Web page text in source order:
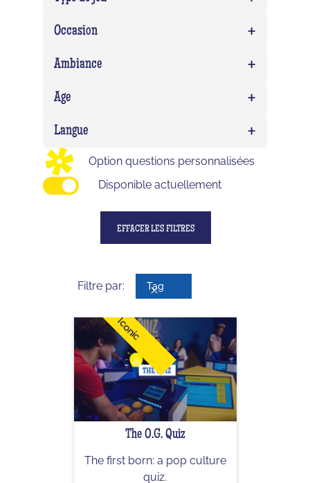
Quiz 0
Occasion +
Team building 0
Ambiance +
0
Age +
Enfant 0
Ado
Adulte
Langue +
Option questions personnalisées
Disponible actuellement
EFFACER LES FILTRES
Filtre par: Tag
Iconic
The O.G. Quiz
The first born: a pop culture
quiz.